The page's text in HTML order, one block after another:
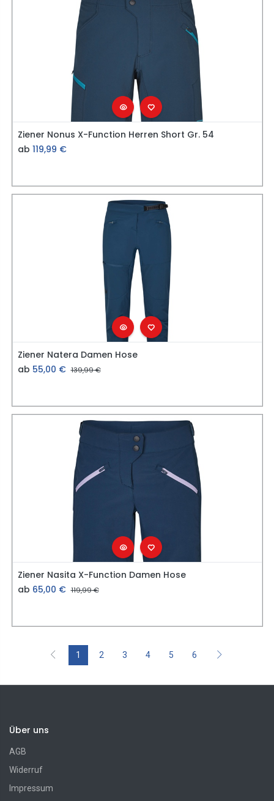
Ziener Nonus X-Function Herren Short Gr. 54
ab 119,99 €
Ziener Natera Damen Hose
ab 55,00 € 139,99€
Ziener Nasita X-Function Damen Hose
ab 65,00 € 119,99€
1 2 3 4 5 6
Über uns
AGB
Widerruf
Impressum